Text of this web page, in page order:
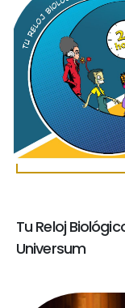
Tu Reloj
Universum